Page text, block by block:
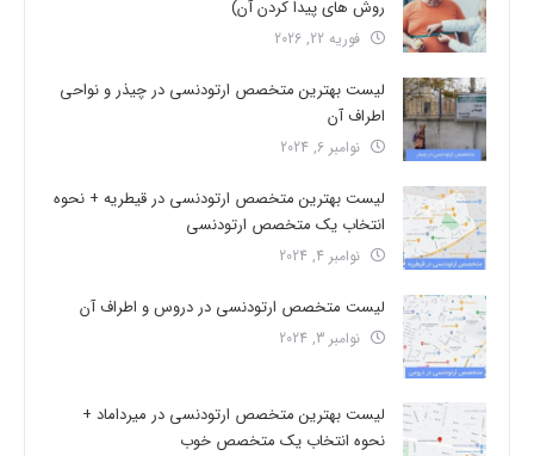
روش های پیدا کردن آن)
فوریه 22, 2026
لیست بهترین متخصص ارتودنسی در چیذر و نواحی
اطراف آن
نوامبر 6, 2024
لیست بهترین متخصص ارتودنسی در قیطریه + نحوه
انتخاب یک متخصص ارتودنسی
نوامبر 4, 2024
لیست متخصص ارتودنسی در دروس و اطراف آن
نوامبر 3, 2024
لیست بهترین متخصص ارتودنسی در میرداماد +
نحوه انتخاب یک متخصص خوب